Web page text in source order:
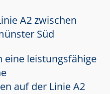
A2 zwischen
Süd
eine leistungsfähige
auf der Linie A2